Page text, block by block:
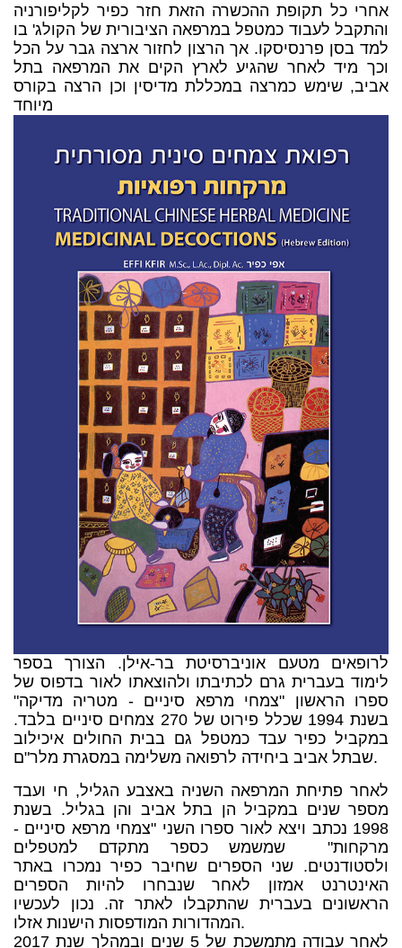
אחרי כל תקופת ההכשרה הזאת חזר כפיר לקליפורניה
והתקבל לעבוד כמטפל במרפאה הציבורית של הקולג' בו
למד בסן פרנסיסקו. אך הרצון לחזור ארצה גבר על הכל
וכך מיד לאחר שהגיע לארץ הקים את המרפאה בתל
אביב, שימש כמרצה במכללת מדיסין וכן הרצה בקורס
מיוחד
לרופאים מטעם אוניברסיטת בר-אילן. הצורך בספר
לימוד בעברית גרם לכתיבתו ולהוצאתו לאור בדפוס של
ספרו הראשון "צמחי מרפא סיניים - מטריה מדיקה"
בשנת 1994 שכלל פירוט של 270 צמחים סיניים בלבד.
במקביל כפיר עבד כמטפל גם בבית החולים איכילוב
שבתל אביב ביחידה לרפואה משלימה במסגרת מלר"ם.
לאחר פתיחת המרפאה השניה באצבע הגליל, חי ועבד
מספר שנים במקביל הן בתל אביב והן בגליל. בשנת
1998 נכתב ויצא לאור ספרו השני "צמחי מרפא סיניים -
מרקחות" שמשמש כספר מתקדם למטפלים
ולסטודנטים. שני הספרים שחיבר כפיר נמכרו באתר
האינטרנט אמזון לאחר שנבחרו להיות הספרים
הראשונים בעברית שהתקבלו לאתר זה. נכון לעכשיו
המהדורות המודפסות הישנות אזלו.
לאחר עבודה מתמשכת של 5 שנים ובמהלך שנת 2017